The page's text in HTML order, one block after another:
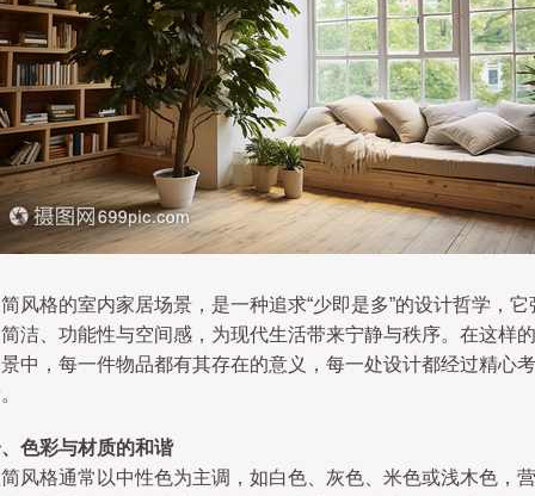
风格的室内家居场景，是一种追求“少即是多”的设计哲学，它
洁、功能性与空间感，为现代生活带来宁静与秩序。在这样的
中，每一件物品都有其存在的意义，每一处设计都经过精心考
色彩与材质的和谐
风格通常以中性色为主调，如白色、灰色、米色或浅木色，营